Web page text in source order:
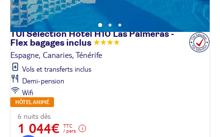
TUI Sélection Hôtel H10 Las Palmeras -
Flex bagages inclus
Espagne, Canaries, Ténérife
Vols et transferts inclus
Demi-pension
Wifi
HÔTEL ANIMÉ
6 nuits dès
1 044€
TTC
/ pers.